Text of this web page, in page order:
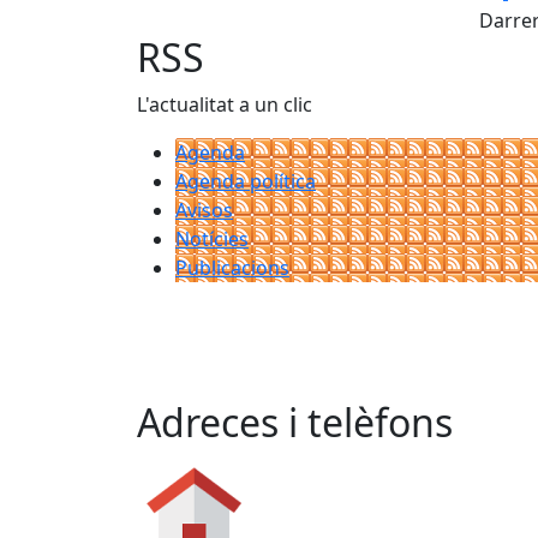
RSS
L'actualitat a un clic
Agenda
Agenda política
Avisos
Notícies
Publicacions
Adreces i telèfons